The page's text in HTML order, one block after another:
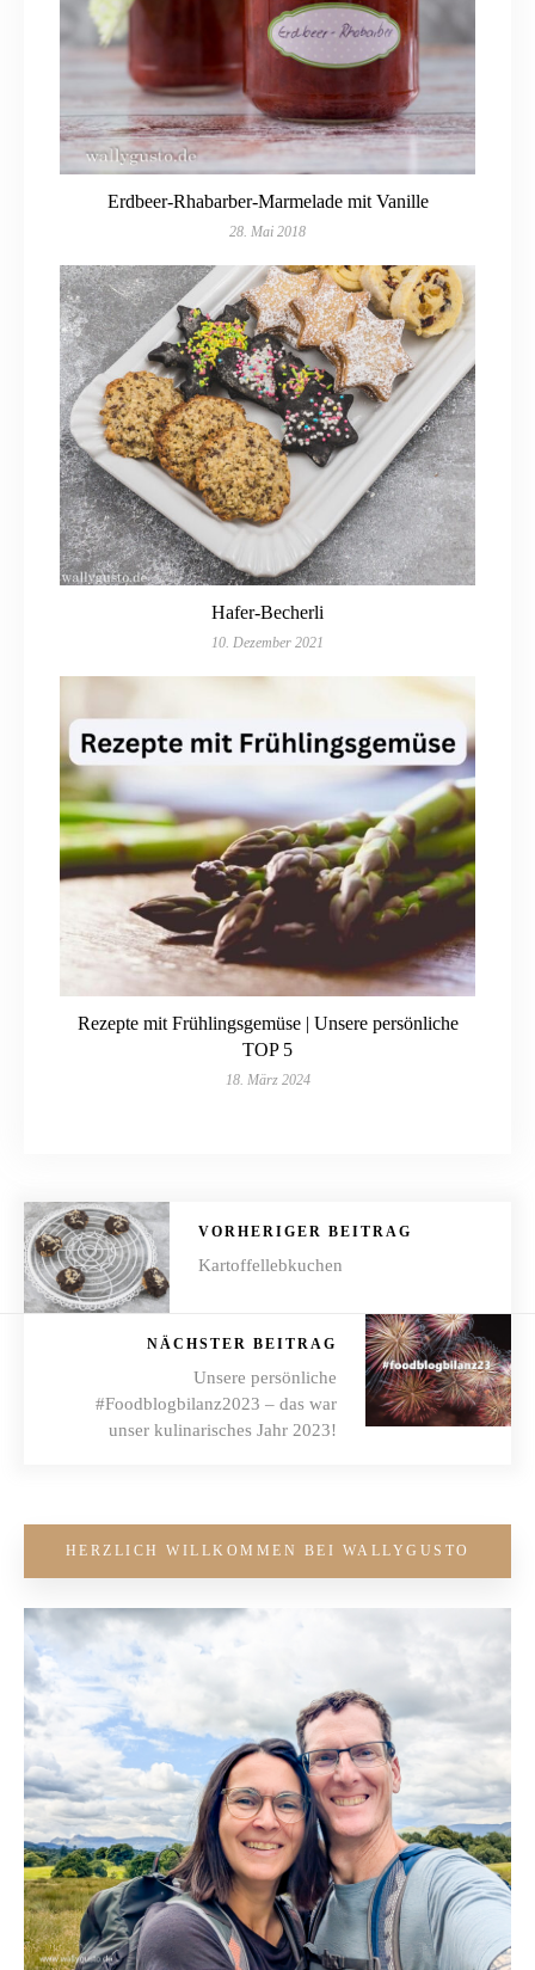
Erdbeer-Rhabarber-Marmelade mit Vanille
28. Mai 2018
Hafer-Becherli
10. Dezember 2021
Rezepte mit Frühlingsgemüse | Unsere persönliche
TOP 5
18. März 2024
VORHERIGER BEITRAG
Kartoffellebkuchen
NÄCHSTER BEITRAG
Unsere persönliche
#Foodblogbilanz2023 – das war
unser kulinarisches Jahr 2023!
HERZLICH WILLKOMMEN BEI WALLYGUSTO